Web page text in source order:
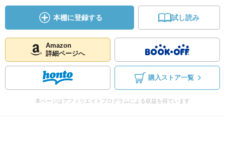
本棚に登録する 試し読み
Amazon
詳細ページへ
購入ストア一覧
本ページはアフィリエイトプログラムによる収益を得ています